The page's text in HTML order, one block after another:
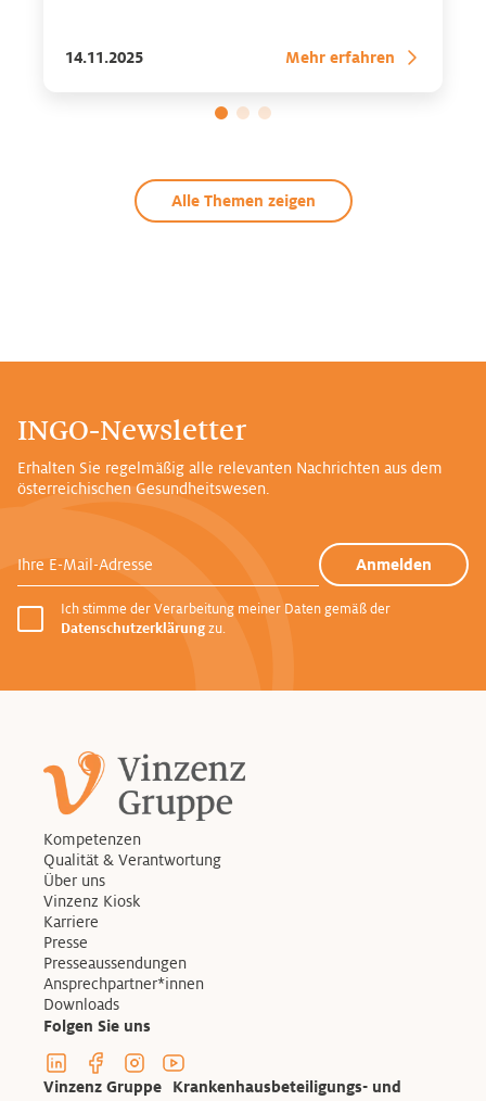
14.11.2025 Mehr erfahren
Alle Themen zeigen
INGO-Newsletter
Erhalten Sie regelmäßig alle relevanten Nachrichten aus dem
österreichischen Gesundheitswesen.
Ihre E-Mail-Adresse
Anmelden
Ich stimme der Verarbeitung meiner Daten gemäß der
Datenschutzerklärung zu.
Kompetenzen
Qualität & Verantwortung
Über uns
Vinzenz Kiosk
Karriere
Presse
Presseaussendungen
Ansprechpartner*innen
Downloads
Folgen Sie uns
Linkedin Profil der Vinzenzgruppe
Facebook Profil der Vinzenzgruppe
Instagram Profil der Vinzenzgruppe
Youtube Kanal der Vinzenzgruppe
Vinzenz Gruppe Krankenhausbeteiligungs- und